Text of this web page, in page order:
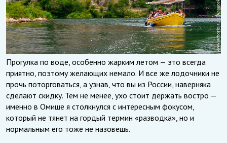
Прогулка по воде, особенно жарким летом — это всегда
приятно, поэтому желающих немало. И все же лодочники не
прочь поторговаться, а узнав, что вы из России, наверняка
сделают скидку. Тем не менее, ухо стоит держать востро —
именно в Омише я столкнулся с интересным фокусом,
который не тянет на гордый термин «разводка», но и
нормальным его тоже не назовешь.